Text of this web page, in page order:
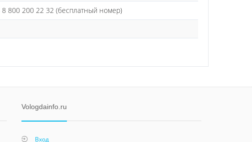
800 200 22 32 (бесплатный номер)
Vologdainfo.ru
Вход